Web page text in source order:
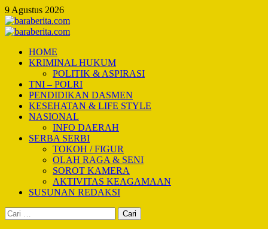
Skip
to
content
9 Agustus 2026
Primary
HOME
KRIMINAL HUKUM
POLITIK & ASPIRASI
TNI – POLRI
PENDIDIKAN DASMEN
KESEHATAN & LIFE STYLE
NASIONAL
INFO DAERAH
SERBA SERBI
TOKOH / FIGUR
OLAH RAGA & SENI
SOROT KAMERA
AKTIVITAS KEAGAMAAN
SUSUNAN REDAKSI
Cari
untuk: